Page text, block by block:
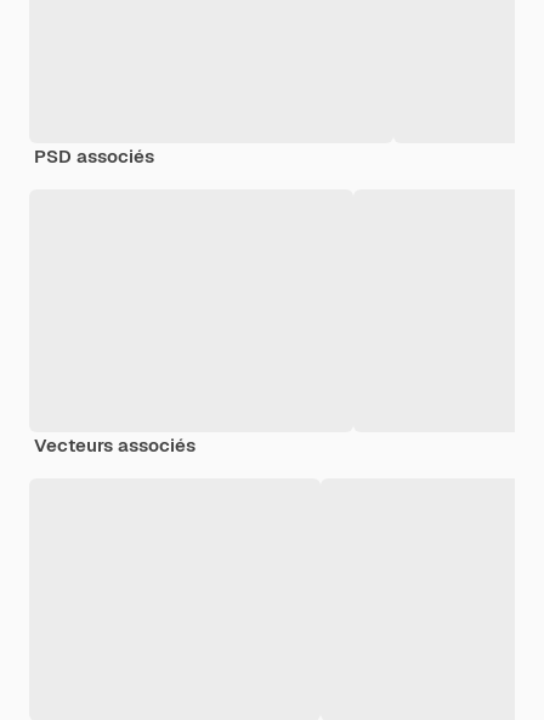
PSD associés
Vecteurs associés